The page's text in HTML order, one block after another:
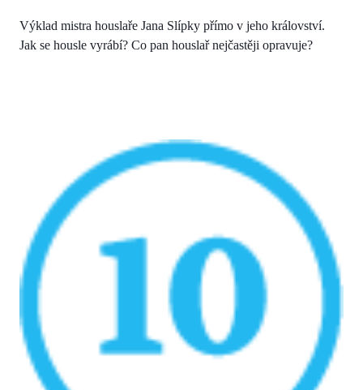
Výklad mistra houslaře Jana Slípky přímo v jeho království.
Jak se housle vyrábí? Co pan houslař nejčastěji opravuje?